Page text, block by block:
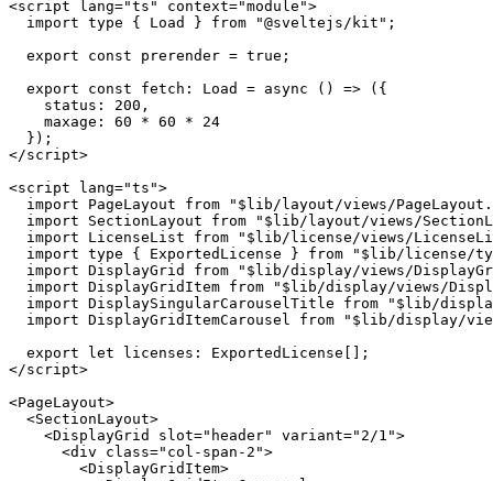
<script lang="ts" context="module">
  import type { Load } from "@sveltejs/kit";
  export const prerender = true;
  export const fetch: Load = async () => ({
    status: 200,
    maxage: 60 * 60 * 24
  });
</script>
<script lang="ts">
import PageLayout from "$lib/layout/views/
import SectionLayout from "$lib/layout/views/
import LicenseList from "$lib/license/views/
import type { ExportedLicense } from "$lib/license/
import DisplayGrid from "$lib/display/views/
import DisplayGridItem from "$lib/display/views/
import DisplayGridItemCarousel from "$lib/display/
  export let licenses: ExportedLicense[];
</script>